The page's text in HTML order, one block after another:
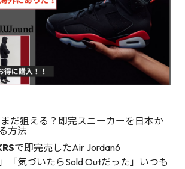
だ狙える？即完スニーカーを日本か
方法
で即完売したAir Jordan6──
「気づいたらSold Outだった」いつも